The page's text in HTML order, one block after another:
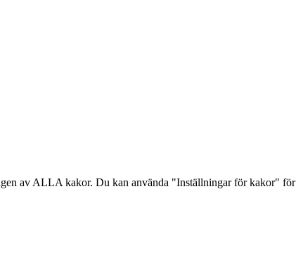
av ALLA kakor. Du kan använda "Inställningar för kakor" för